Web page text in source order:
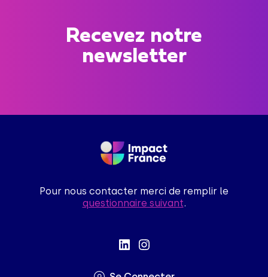
Recevez notre
newsletter
Pour nous contacter merci de remplir le
questionnaire suivant.